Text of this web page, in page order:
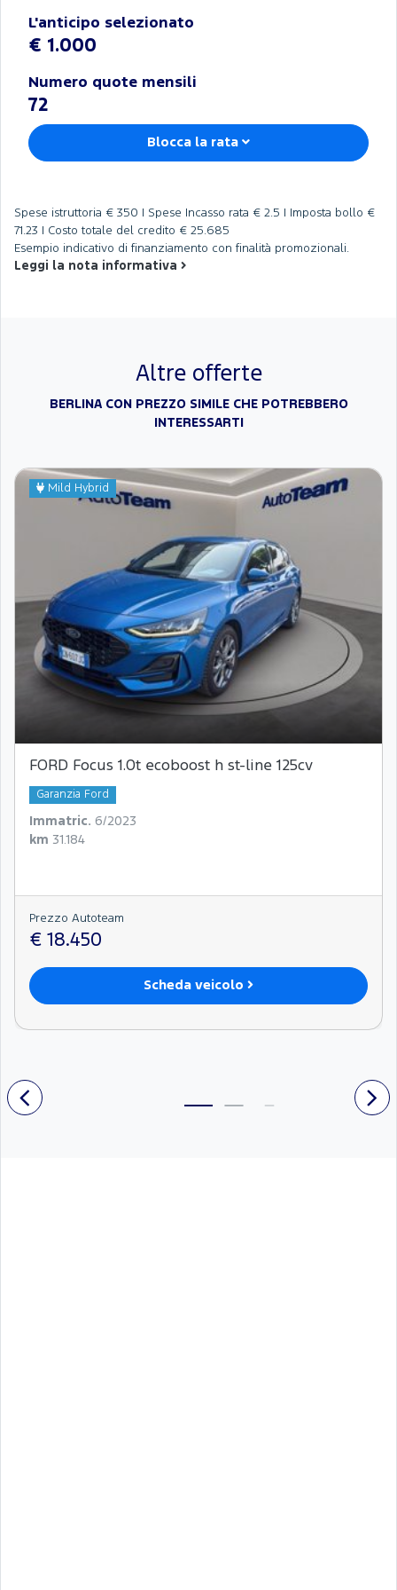
L'anticipo selezionato
€ 1.000
Numero quote mensili
72
Blocca la rata
Spese istruttoria € 350 | Spese Incasso rata € 2.5 | Imposta bollo €
71.23 |
Costo totale del credito € 25.685
Esempio indicativo di finanziamento con finalità promozionali.
Leggi la nota informativa
Altre offerte
BERLINA CON PREZZO SIMILE CHE POTREBBERO
INTERESSARTI
Mild Hybrid
FORD Focus 1.0t ecoboost h st-line 125cv
Garanzia Ford
Immatric. 6/2023
km 31.184
Prezzo Autoteam
€ 18.450
Scheda veicolo